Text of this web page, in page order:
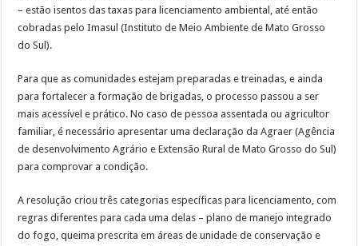
– estão isentos das taxas para licenciamento ambiental, até então
cobradas pelo Imasul (Instituto de Meio Ambiente de Mato Grosso
do Sul).
Para que as comunidades estejam preparadas e treinadas, e ainda
para fortalecer a formação de brigadas, o processo passou a ser
mais acessível e prático. No caso de pessoa assentada ou agricultor
familiar, é necessário apresentar uma declaração da Agraer (Agência
de desenvolvimento Agrário e Extensão Rural de Mato Grosso do Sul)
para comprovar a condição.
A resolução criou três categorias específicas para licenciamento, com
regras diferentes para cada uma delas – plano de manejo integrado
do fogo, queima prescrita em áreas de unidade de conservação e